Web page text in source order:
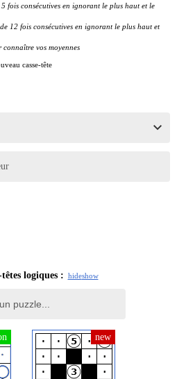
fois consécutives en ignorant le plus haut et le
12 fois consécutives en ignorant le plus haut et
connaître vos moyennes
casse-tête
têtes logiques : hideshow